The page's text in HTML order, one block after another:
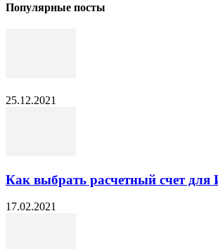
Популярные посты
25.12.2021
Как выбрать расчетный счет для
17.02.2021